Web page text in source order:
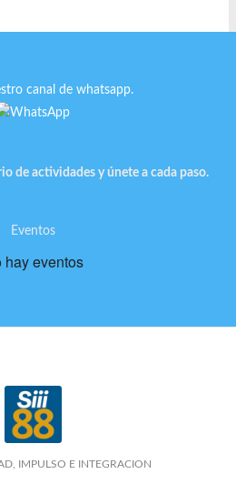
canal de whatsapp.
de actividades y únete a cada paso.
Eventos
hay eventos
IMPULSO E INTEGRACION